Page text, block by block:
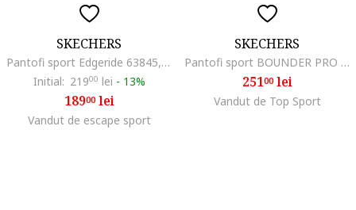
SKECHERS
Pantofi sport Edgeride 63845, Negru/Roz
Initial: 21900 lei - 13%
18900lei
Vandut de escape sport
SKECHERS
Pantofi sport BOUNDER PRO - SLIP-INS 404208LBBK
25100lei
Vandut de Top Sport